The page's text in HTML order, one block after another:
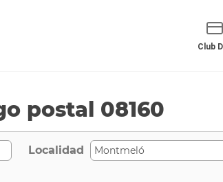
Club
postal 08160
Localidad